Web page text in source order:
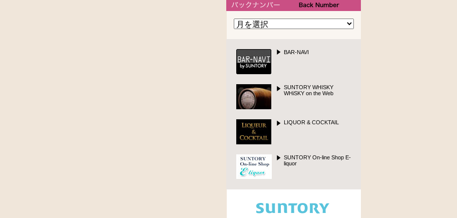
BAR-NAVI
SUNTORY WHISKY
WHiSKY on the Web
LIQUOR & COCKTAIL
SUNTORY On-line Shop E-
liquor